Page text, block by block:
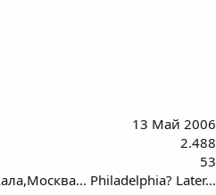
13 Май 2006
2.488
53
Philadelphia? Later...